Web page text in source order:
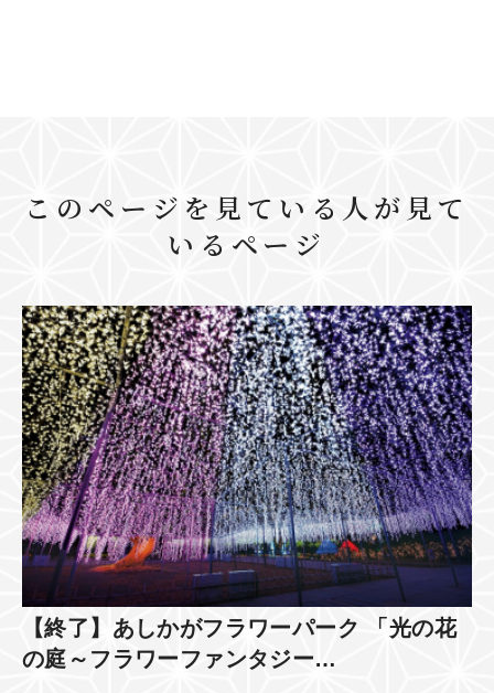
このページを見ている人が見て
いるページ
【終了】あしかがフラワーパーク 「光の花
の庭～フラワーファンタジー…